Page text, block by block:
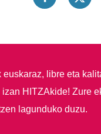
euskaraz, libre eta
HITZAkide! Zure
lagunduko duzu.